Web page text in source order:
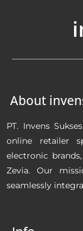
About
PT. Invens
online retailer
electronic
Zevia. Our
seamlessly